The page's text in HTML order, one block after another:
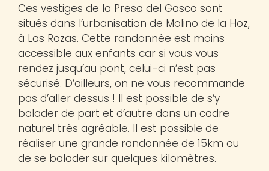
Ces vestiges de la Presa del Gasco sont
situés dans l’urbanisation de Molino de la Hoz,
à Las Rozas. Cette randonnée est moins
accessible aux enfants car si vous vous
rendez jusqu’au pont, celui-ci n’est pas
sécurisé. D’ailleurs, on ne vous recommande
pas d’aller dessus ! Il est possible de s’y
balader de part et d’autre dans un cadre
naturel très agréable. Il est possible de
réaliser une grande randonnée de 15km ou
de se balader sur quelques kilomètres.